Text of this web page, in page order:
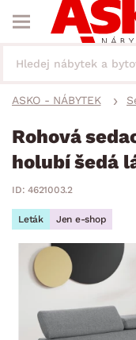
ASKO - NÁBYTEK
Rohová
holubí šedá
ID: 4621003.2
Leták Jen e-shop